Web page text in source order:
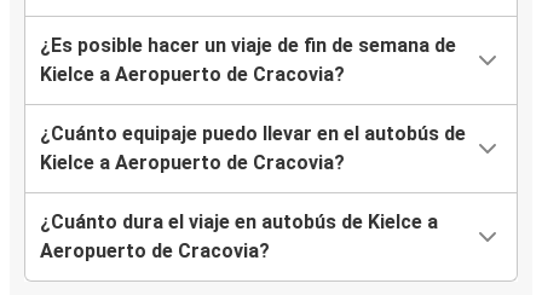
¿Es posible hacer un viaje de fin de semana de
Kielce a Aeropuerto de Cracovia?
¿Cuánto equipaje puedo llevar en el autobús de
Kielce a Aeropuerto de Cracovia?
¿Cuánto dura el viaje en autobús de Kielce a
Aeropuerto de Cracovia?